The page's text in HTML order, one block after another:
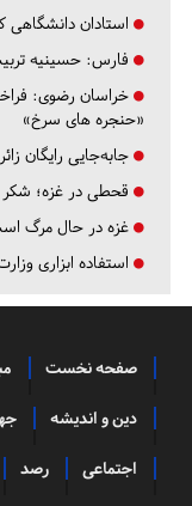
استادان
فارس: حسینیه
خراسان رضوی:
«حنجره های سرخ»
جابه‌جایی رایگان
قحطی در غزه؛ شکر
غزه در حال مرگ
استفاده ابزاری
صفحه نخست
دین و اندیشه
اجتماعی رصد